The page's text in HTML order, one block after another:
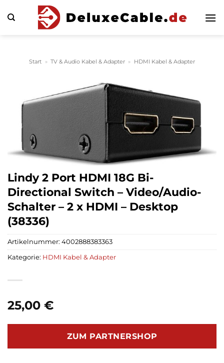
Inhalt
Start » TV & Audio Kabel & Adapter » HDMI Kabel & Adapter
Lindy 2 Port HDMI 18G Bi-
Directional Switch – Video/Audio-
Schalter – 2 x HDMI – Desktop
(38336)
25,00 €
ZUM PARTNERSHOP
Artikelnummer: 4002888383363
Kategorie: HDMI Kabel & Adapter